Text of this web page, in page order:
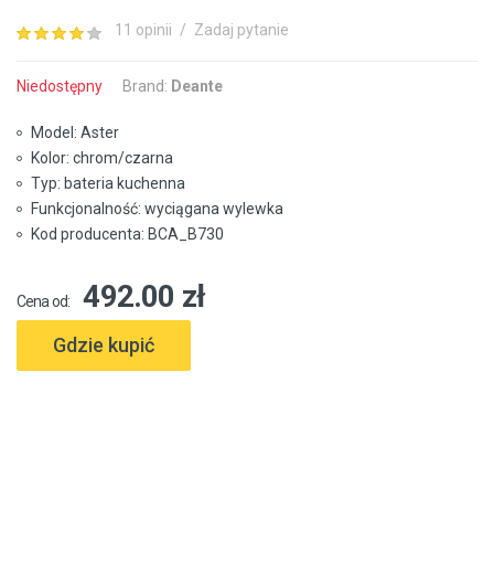
11 opinii / Zadaj pytanie
Niedostępny Brand: Deante
Model: Aster
Kolor: chrom/czarna
Typ: bateria kuchenna
Funkcjonalność: wyciągana wylewka
Kod producenta: BCA_B730
Cena od: 492.00 zł
Gdzie kupić